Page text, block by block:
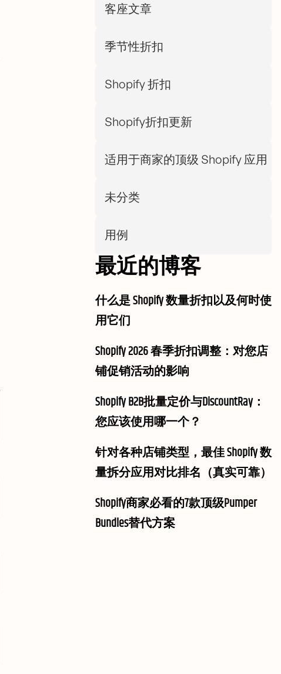
客座文章
季节性折扣
Shopify 折扣
Shopify折扣更新
适用于商家的顶级 Shopify 应用
未分类
用例
最近的博客
什么是 Shopify 数量折扣以及何时使
用它们
Shopify 2026 春季折扣调整：对您店
铺促销活动的影响
Shopify B2B批量定价与DiscountRay：
您应该使用哪一个？
针对各种店铺类型，最佳 Shopify 数
量拆分应用对比排名（真实可靠）
Shopify商家必看的7款顶级Pumper
Bundles替代方案